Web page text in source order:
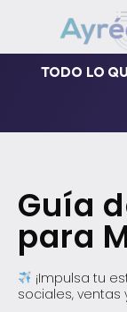
TODO LO
Guía
para
¡Impulsa tu
sociales, ventas